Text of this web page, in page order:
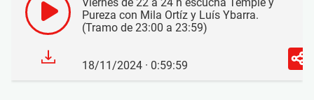
Pureza con Mila Ortíz y Luís Ybarra.
(Tramo de 23:00 a 23:59)
18/11/2024 · 0:59:59